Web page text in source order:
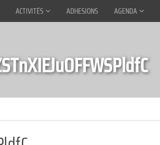
ACTIVITÉS ADHESIONS AGENDA